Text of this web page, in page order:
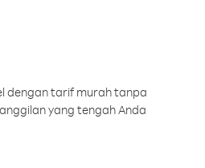
dengan tarif murah tanpa
yang tengah Anda